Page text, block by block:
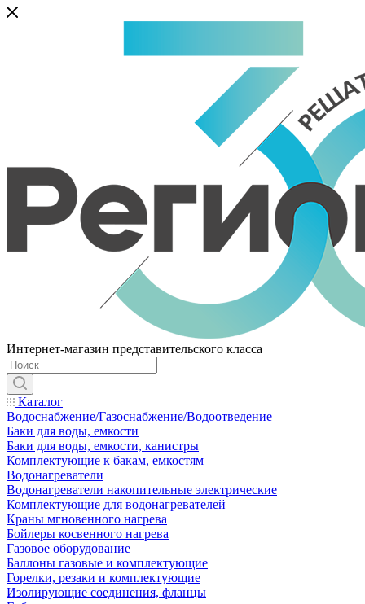
Интернет-магазин представительского класса
Каталог
Водоснабжение/Газоснабжение/Водоотведение
Баки для воды, емкости
Баки для воды, емкости, канистры
Комплектующие к бакам, емкостям
Водонагреватели
Водонагреватели накопительные электрические
Комплектующие для водонагревателей
Краны мгновенного нагрева
Бойлеры косвенного нагрева
Газовое оборудование
Баллоны газовые и комплектующие
Горелки, резаки и комплектующие
Изолирующие соединения, фланцы